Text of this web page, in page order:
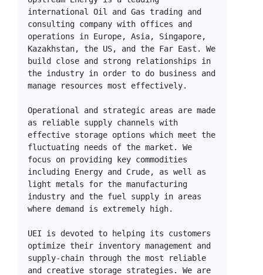
international Oil and Gas trading and
consulting company with offices and
operations in Europe, Asia, Singapore,
Kazakhstan, the US, and the Far East. We
build close and strong relationships in
the industry in order to do business and
manage resources most effectively.
Operational and strategic areas are made
as reliable supply channels with
effective storage options which meet the
fluctuating needs of the market. We
focus on providing key commodities
including Energy and Crude, as well as
light metals for the manufacturing
industry and the fuel supply in areas
where demand is extremely high.
UEI is devoted to helping its customers
optimize their inventory management and
supply-chain through the most reliable
and creative storage strategies. We are